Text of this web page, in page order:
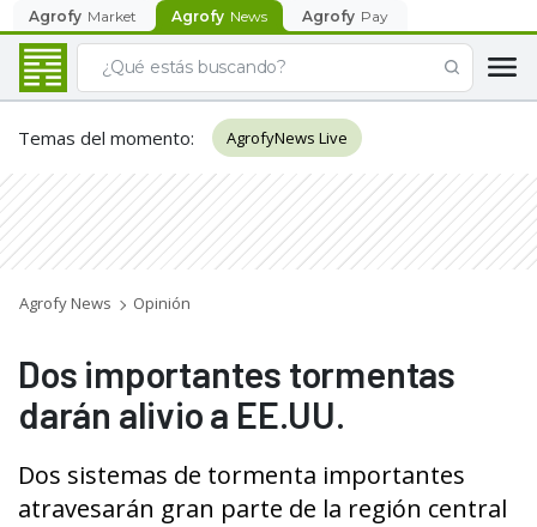
Agrofy Market Agrofy News Agrofy Pay
Temas del momento: AgrofyNews Live
Agrofy News Opinión
Dos importantes tormentas
darán alivio a EE.UU.
Dos sistemas de tormenta importantes
atravesarán gran parte de la región central